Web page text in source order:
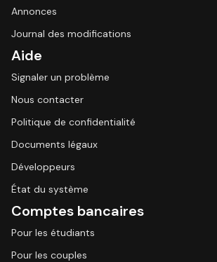
Annonces
Journal des modifications
Aide
Signaler un problème
Nous contacter
Politique de confidentialité
Documents légaux
Développeurs
État du système
Comptes bancaires
Pour les étudiants
Pour les couples